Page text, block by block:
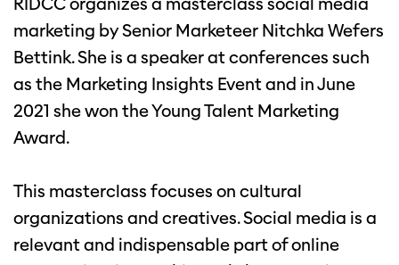
RIDCC organizes a masterclass social media
marketing by Senior Marketeer Nitchka Wefers
Bettink. She is a speaker at conferences such
as the Marketing Insights Event and in June
2021 she won the Young Talent Marketing
Award.
This masterclass focuses on cultural
organizations and creatives. Social media is a
relevant and indispensable part of online